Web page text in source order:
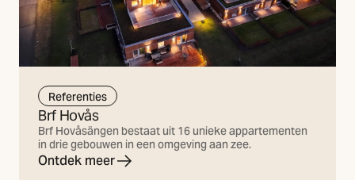
Referenties
Brf Hovås
Brf Hovåsängen bestaat uit 16 unieke appartementen
in drie gebouwen in een omgeving aan zee.
Ontdek meer